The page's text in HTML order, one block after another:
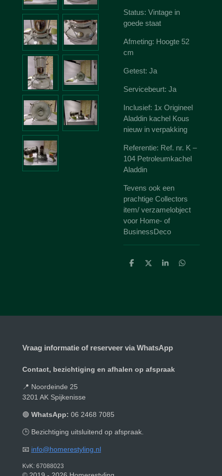
Status: Vintage in
goede staat
Afmeting: Hoogte 52
cm
Getest: Ja
Servicebeurt: Ja
Inclusief: 1x Origineel
Aladdin kachel Kous
nieuw in verpakking
Referentie: Ref. nr. K –
104 Petroleumkachel
Aladdin
Tevens ook een
prachtige Collectors
item/ verzamelobject
voor Home- of
BusinessDeco
D
D
S
D
Vraag informatie of reserveer via WhatsApp
Contact, bezichtiging en afhalen op afspraak
📍 Noordeinde 25
3201 AK Spijkenisse
🟢 WhatsApp: 06 2468 7085
🕒 Bezichtiging uitsluitend op afspraak.
📧 info@homerestyling.nl
KvK: 67088023